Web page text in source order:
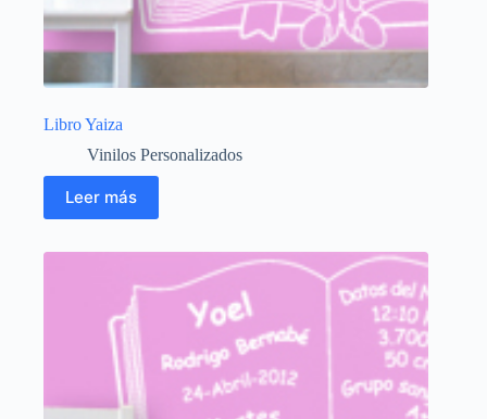
Libro Yaiza
Vinilos Personalizados
Leer más